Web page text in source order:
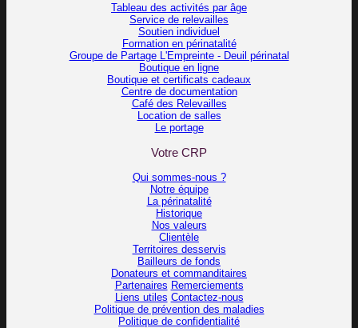
Tableau des activités par âge
Service de relevailles
Soutien individuel
Formation en périnatalité
Groupe de Partage L'Empreinte - Deuil périnatal
Boutique en ligne
Boutique et certificats cadeaux
Centre de documentation
Café des Relevailles
Location de salles
Le portage
Votre CRP
Qui sommes-nous ?
Notre équipe
La périnatalité
Historique
Nos valeurs
Clientèle
Territoires desservis
Bailleurs de fonds
Donateurs et commanditaires
Partenaires Remerciements
Liens utiles Contactez-nous
Politique de prévention des maladies
Politique de confidentialité